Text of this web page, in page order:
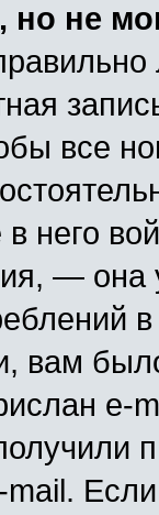
но не
все
него
—
вам
e-